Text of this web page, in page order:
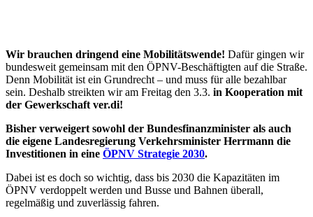
Wir brauchen dringend eine Mobilitätswende! Dafür gingen wir
bundesweit gemeinsam mit den ÖPNV-Beschäftigten auf die Straße.
Denn Mobilität ist ein Grundrecht – und muss für alle bezahlbar
sein. Deshalb streikten wir am Freitag den 3.3. in Kooperation mit
der Gewerkschaft ver.di!
Bisher verweigert sowohl der Bundesfinanzminister als auch
die eigene Landesregierung Verkehrsminister Herrmann die
Investitionen in eine ÖPNV Strategie 2030.
Dabei ist es doch so wichtig, dass bis 2030 die Kapazitäten im
ÖPNV verdoppelt werden und Busse und Bahnen überall,
regelmäßig und zuverlässig fahren.